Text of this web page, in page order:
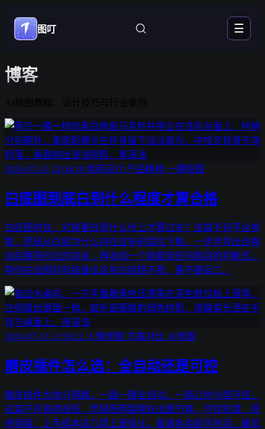
图叮 ☰
博客
2026-07-13 12:04:18 电商设计 产品精修 一键抠图
白底图到底白到什么程度才算合格
白底图的白，究竟要白到什么份上才算过关？这篇不背平台参
数，而是从白底为什么存在这条前提往下推，一步步导出合格
白底要同时过的四关，再收成一个能套到任何类目的判断式，
帮你在出图前就掂量出这张白底稳不稳、要不要返工。
2026-07-13 11:59:22 人像修图 方案对比 AI修图
磨皮插件怎么选：全自动还是可控
磨皮插件大体分两路，一路一键全自动，一路让你分层可控。
这篇不评谁高谁低，而是把两路摆在出图节奏、可控粒度、质
感保留、上手成本这几项上逐条比，看清各自趁手的活，最后